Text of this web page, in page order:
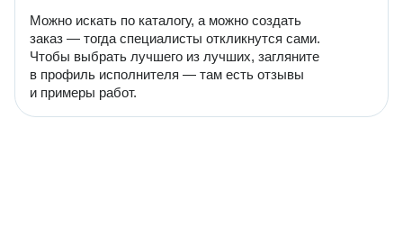
Можно искать по каталогу, а можно создать
заказ — тогда специалисты откликнутся сами.
Чтобы выбрать лучшего из лучших, загляните
в профиль исполнителя — там есть отзывы
и примеры работ.